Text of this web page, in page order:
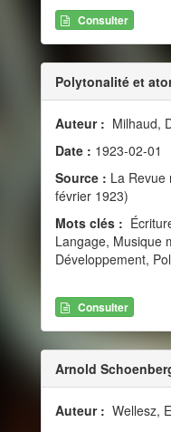
Consulter
Polytonalité et
Auteur : Milhaud,
Date : 1923-02-01
Source : La Revue
février 1923)
Mots clés :
Langage, Musique
Développement,
Consulter
Arnold
Auteur : Wellesz,